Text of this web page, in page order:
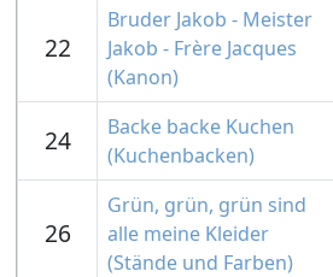
22
Bruder Jakob - Meister
Jakob - Frère Jacques
(Kanon)
24
Backe backe Kuchen
(Kuchenbacken)
26
Grün, grün, grün sind
alle meine Kleider
(Stände und Farben)